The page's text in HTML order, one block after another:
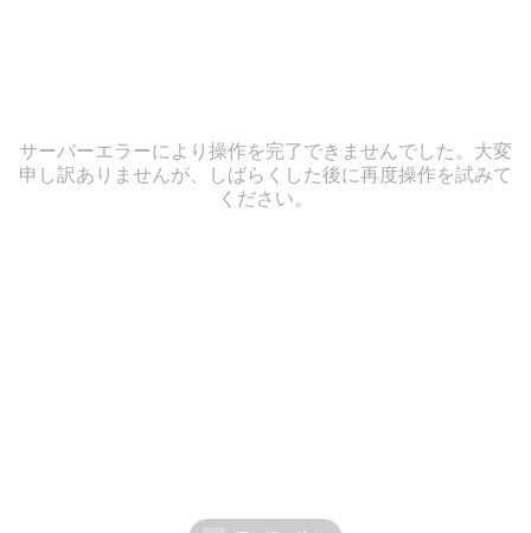
サーバーエラーにより操作を完了できませんでした。大変
申し訳ありませんが、しばらくした後に再度操作を試みて
ください。